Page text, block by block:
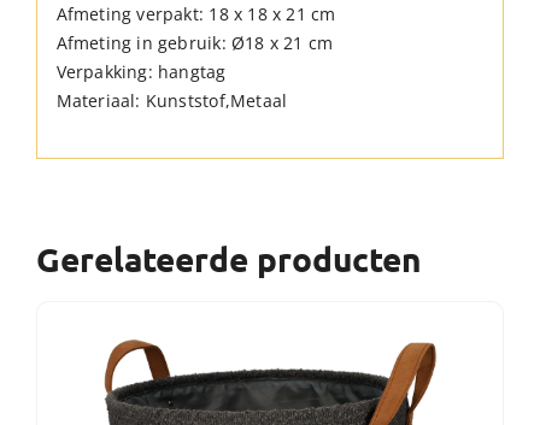
Afmeting verpakt: 18 x 18 x 21 cm
Afmeting in gebruik: Ø18 x 21 cm
Verpakking: hangtag
Materiaal: Kunststof,Metaal
Gerelateerde producten